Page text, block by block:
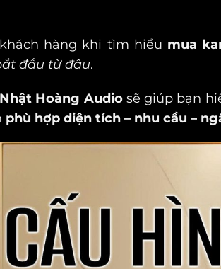
hàng khi tìm hiểu mua
đầu từ đâu.
Nhật Hoàng Audiosẽ giúp bạn
phù hợp diện tích – nhu cầu –